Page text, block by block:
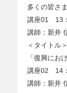
多くの皆さ
講座01 13
講師：新井
＜タイトル＞
「復興にお
講座02 14
講師：新井